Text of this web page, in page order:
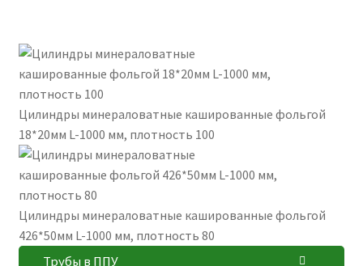
Цилиндры минераловатные кашированные фольгой
18*20мм L-1000 мм, плотность 100
Цилиндры минераловатные кашированные фольгой
426*50мм L-1000 мм, плотность 80
Трубы в ППУ